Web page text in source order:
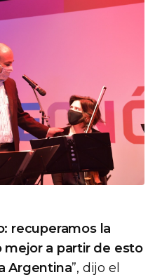
recuperamos la
a partir de esto
Argentina”, dijo el